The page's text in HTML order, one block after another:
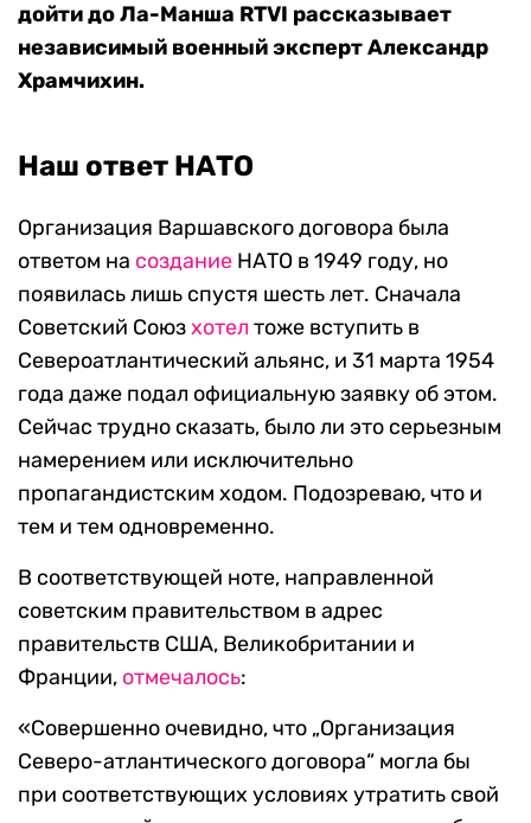
дойти до Ла-Манша RTVI рассказывает
независимый военный эксперт Александр
Храмчихин.
Наш ответ НАТО
Организация Варшавского договора была
ответом на создание НАТО в 1949 году, но
появилась лишь спустя шесть лет. Сначала
Советский Союзхотел тоже вступить в
Североатлантический альянс, и 31 марта 1954
года даже подал официальную заявку об этом.
Сейчас трудно сказать, было ли это серьезным
намерением или исключительно
пропагандистским ходом. Подозреваю, что и
тем и тем одновременно.
В соответствующей ноте, направленной
советским правительством в адрес
правительств США, Великобритании и
Франции, отмечалось:
«Совершенно очевидно, что „Организация
Северо-атлантического договора“ могла бы
при соответствующих условиях утратить свой